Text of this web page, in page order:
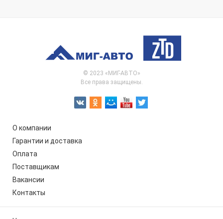
© 2023 «МИГ-АВТО»
Все права защищены.
О компании
Гарантии и доставка
Оплата
Поставщикам
Вакансии
Контакты